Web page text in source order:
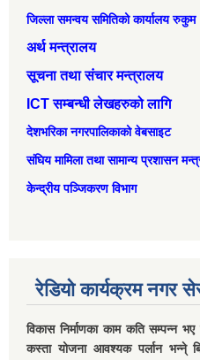
जिल्ला समन्वय समितिको कार्यालय रुकुम
अर्थ मन्त्रालय
सूचना तथा संचार मन्त्रालय
ICT सम्बन्धी लेखहरुको लागि
देशभरिका नगरपालिकाको वेबसाइट
संघिय मामिला तथा सामान्‍य प्रशासन
केन्द्रीय पञ्जिकरण विभाग
रेडियो कार्यक्रम नगर
विकास निर्माणका काम कति सम्पन्न
कस्ता योजना आवश्यक पर्लान भन्ने्